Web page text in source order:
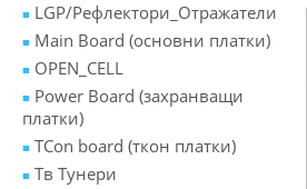
LGP/Рефлектори_Отражатели
Main Board (основни платки)
OPEN_CELL
Power Board (захранващи
платки)
TCon board (ткон платки)
Tв Тунери